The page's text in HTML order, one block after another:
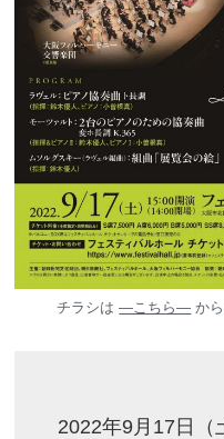
チラシは―こちら― か
2022年9月17日